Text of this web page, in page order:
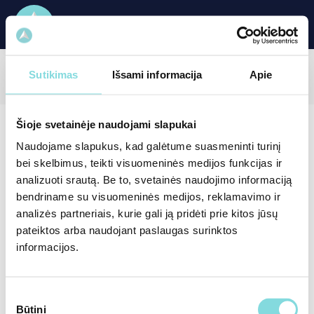
Sutikimas Išsami informacija Apie
Šioje svetainėje naudojami slapukai
Naudojame slapukus, kad galėtume suasmeninti turinį
bei skelbimus, teikti visuomeninės medijos funkcijas ir
analizuoti srautą. Be to, svetainės naudojimo informaciją
bendriname su visuomeninės medijos, reklamavimo ir
analizės partneriais, kurie gali ją pridėti prie kitos jūsų
pateiktos arba naudojant paslaugas surinktos
informacijos.
Būtini
2009 m.